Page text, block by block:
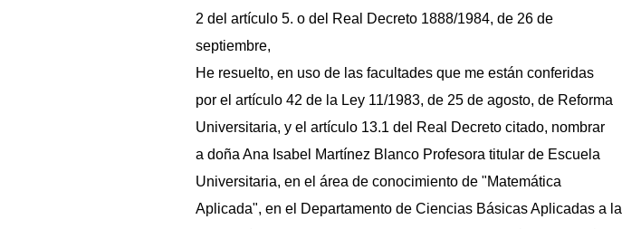
2 del artículo 5. o del Real Decreto 1888/1984, de 26 de
septiembre,
He resuelto, en uso de las facultades que me están conferidas
por el artículo 42 de la Ley 11/1983, de 25 de agosto, de Reforma
Universitaria, y el artículo 13.1 del Real Decreto citado, nombrar
a doña Ana Isabel Martínez Blanco Profesora titular de Escuela
Universitaria, en el área de conocimiento de "Matemática
Aplicada", en el Departamento de Ciencias Básicas Aplicadas a la